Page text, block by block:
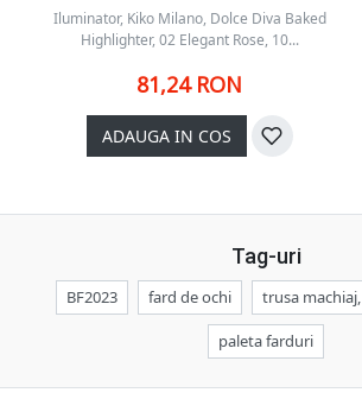
Iluminator, Kiko Milano, Dolce Diva Baked
Highlighter, 02 Elegant Rose, 10...
81,24 RON
ADAUGA IN COS
Tag-uri
BF2023 fard de ochi trusa machiaj,
paleta farduri